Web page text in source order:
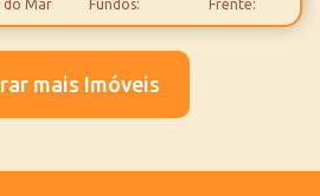
do Mar Fundos: Frente:
mais Imóveis